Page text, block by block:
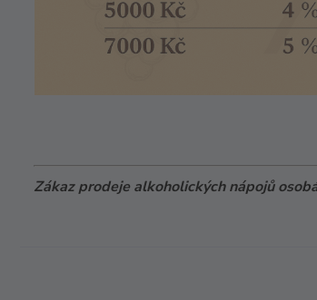
Zákaz prodeje alkoholických nápojů